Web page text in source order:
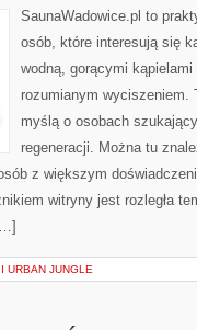
SaunaWadowice.pl to
osób, które interesują się
wodną, gorącymi
rozumianym wyciszeniem.
myślą o osobach
regeneracji. Można tu
z większym
witryny jest rozległa
URBAN JUNGLE